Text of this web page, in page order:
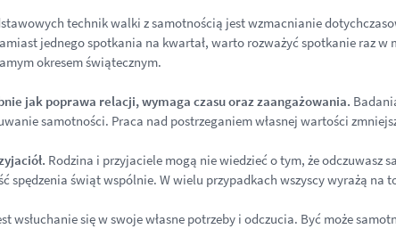
technik walki z samotnością jest wzmacnianie
jednego spotkania na kwartał, warto rozważyć spotkanie raz
okresem świątecznym.
jak poprawa relacji, wymaga czasu oraz zaangażowania.
samotności. Praca nad postrzeganiem własnej wartości
Rodzina i przyjaciele mogą nie wiedzieć o tym, że odczuwasz
spędzenia świąt wspólnie. W wielu przypadkach wszyscy wyrażą na
wsłuchanie się w swoje własne potrzeby i odczucia. Być może